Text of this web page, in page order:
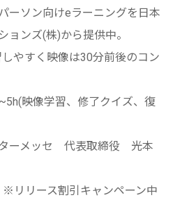
ーソン向けeラーニングを日本
ョンズ(株)から提供中。
しやすく映像は30分前後のコン
映像学習、修了クイズ、復
ターメッセ 代表取締役 光本
リリース割引キャンペーン中